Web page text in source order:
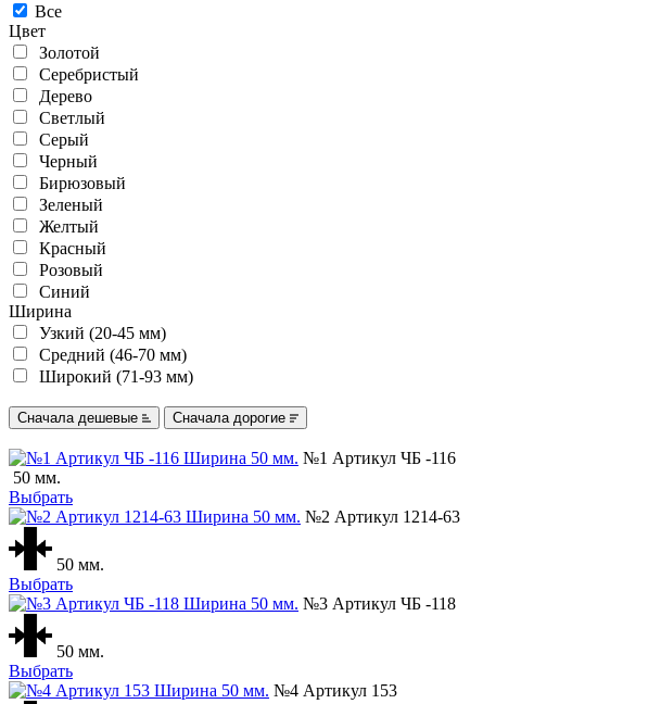
Все
Цвет
Золотой
Серебристый
Дерево
Светлый
Серый
Черный
Бирюзовый
Зеленый
Желтый
Красный
Розовый
Синий
Ширина
Узкий (20-45 мм)
Средний (46-70 мм)
Широкий (71-93 мм)
Сначала дешевые Сначала дорогие
№1 Артикул ЧБ -116
50 мм.
Выбрать
№2 Артикул 1214-63
50 мм.
Выбрать
№3 Артикул ЧБ -118
50 мм.
Выбрать
№4 Артикул 153